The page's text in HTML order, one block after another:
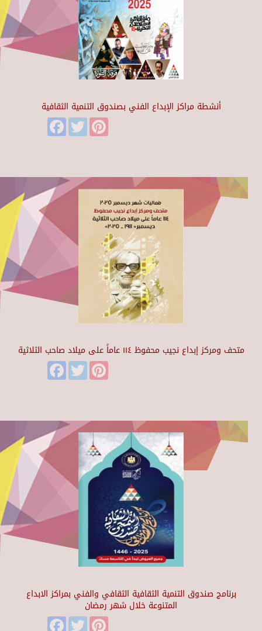
أنشطة مراكز الإبداع الفني بصندوق التنمية الثقافية
FacebookTwitter
متحف ومركز إبداع نجيب محفوظ ١١٤ عاماً على ميلاد صاحب الثلاثية
FacebookTwitter
برنامج صندوق التنمية الثقافية الثقافي والفني بمراكز الابداع
المتنوعة خلال شهر رمضان
FacebookTwitter